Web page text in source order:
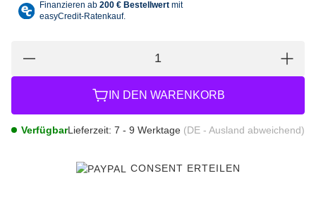
IN DEN WARENKORB
VerfügbarLieferzeit: 7 - 9 Werktage (DE - Ausland abweichend)
CONSENT ERTEILEN